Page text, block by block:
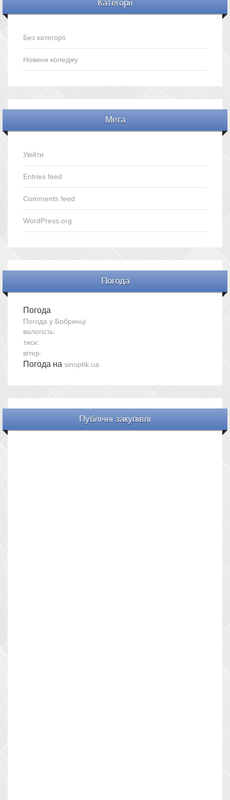
Категорії
Без категорії
Новини коледжу
Мета
Увійти
Entries feed
Comments feed
WordPress.org
Погода
Погода
Погода у Бобринці
вологість:
тиск:
вітер:
Погода на sinoptik.ua
Публічні закупівлі